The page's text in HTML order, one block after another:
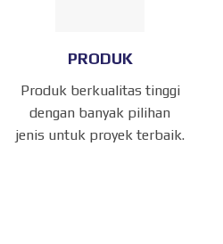
PRODUK
Produk berkualitas tinggi
dengan banyak pilihan
jenis untuk proyek terbaik.